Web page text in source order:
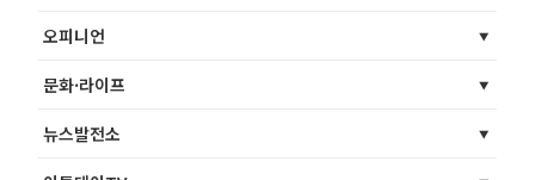
오피니언
문화·라이프
뉴스발전소